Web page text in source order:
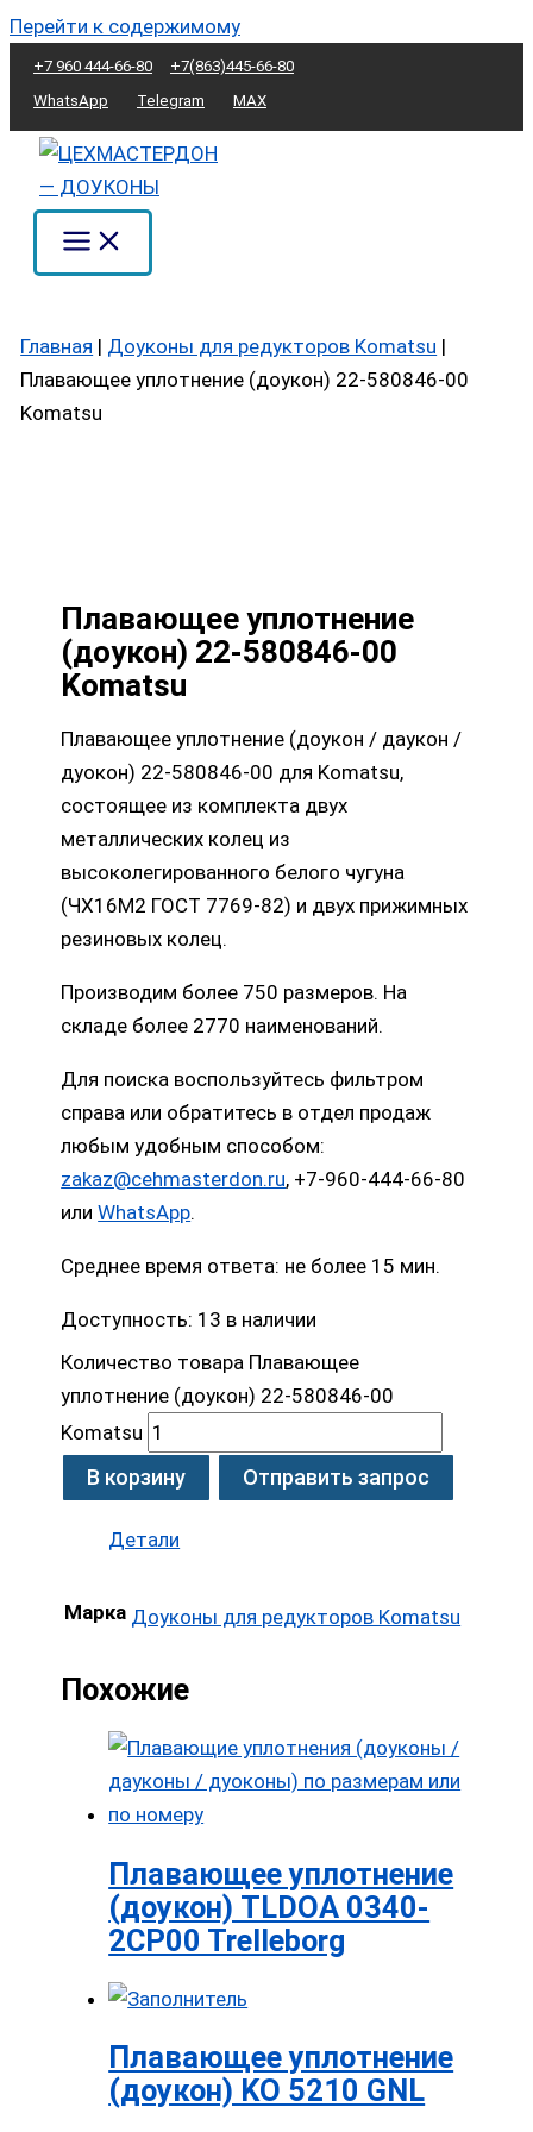
Перейти к содержимому
+7 960 444-66-80
+7(863)445-66-80
WhatsApp
Telegram MAX
Главная | Доуконы для редукторов Komatsu |
Плавающее уплотнение (доукон) 22-580846-00
Komatsu
Плавающее уплотнение
(доукон) 22-580846-00
Komatsu
Плавающее уплотнение (доукон / даукон /
дуокон) 22-580846-00 для Komatsu,
состоящее из комплекта двух
металлических колец из
высоколегированного белого чугуна
(ЧХ16М2 ГОСТ 7769-82) и двух прижимных
резиновых колец.
Производим более 750 размеров. На
складе более 2770 наименований.
Для поиска воспользуйтесь фильтром
справа или обратитесь в отдел продаж
любым удобным способом:
zakaz@cehmasterdon.ru, +7-960-444-66-80
илиWhatsApp.
Среднее время ответа: не более 15 мин.
Доступность: 13 в наличии
Количество товара Плавающее
уплотнение (доукон) 22-580846-00
Komatsu
В корзину Отправить запрос
Детали
Марка Доуконы для редукторов Komatsu
Похожие
Плавающее уплотнение
(доукон) TLDOA 0340-
2CP00 Trelleborg
Плавающее уплотнение
(доукон) KO 5210 GNL